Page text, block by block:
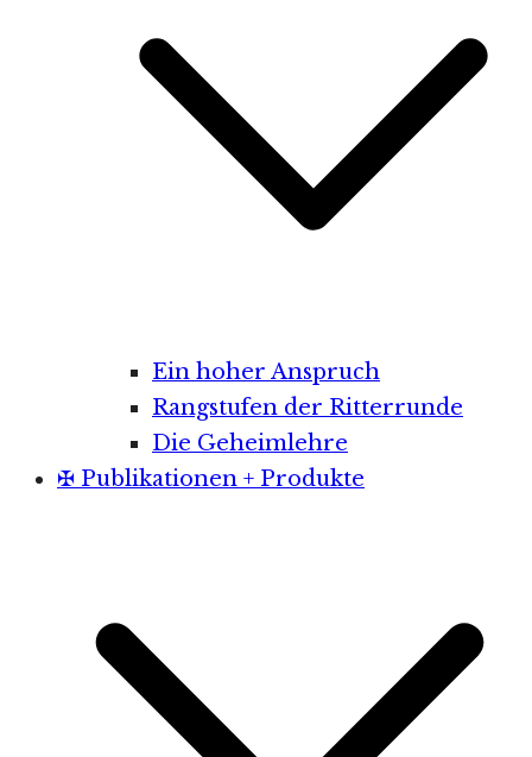
Ein hoher Anspruch
Rangstufen der Ritterrunde
Die Geheimlehre
✠ Publikationen + Produkte